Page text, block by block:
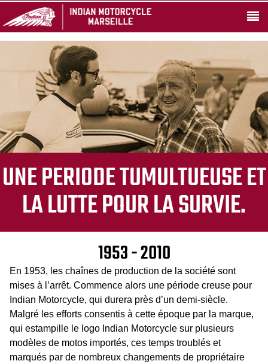
UNE PERIODE TUMULTUEUSE ET
LA LUTTE POUR LA SURVIE.
1953 - 2010
En 1953, les chaînes de production de la société sont
mises à l’arrêt. Commence alors une période creuse pour
Indian Motorcycle, qui durera près d’un demi-siècle.
Malgré les efforts consentis à cette époque par la marque,
qui estampille le logo Indian Motorcycle sur plusieurs
modèles de motos importés, ces temps troublés et
marqués par de nombreux changements de propriétaire